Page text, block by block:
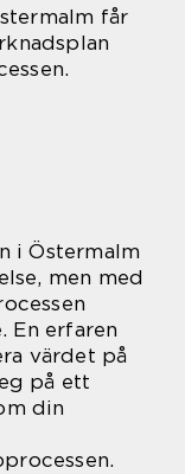
får
i Östermalm
men med
En erfaren
värdet på
på ett
din